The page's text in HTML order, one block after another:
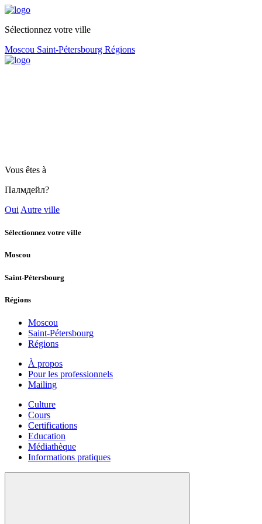
Sélectionnez votre ville
Moscou Saint-Pétersbourg Régions
Vous êtes à
Палмдейл?
Oui Autre ville
Sélectionnez votre ville
Moscou
Saint-Pétersbourg
Régions
Moscou
Saint-Pétersbourg
Régions
À propos
Pour les professionnels
Mailing
Culture
Cours
Certifications
Education
Médiathèque
Informations pratiques